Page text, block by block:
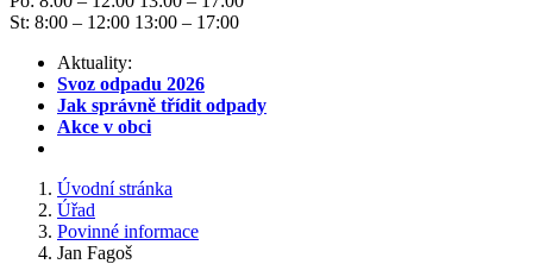
St: 8:00 – 12:00 13:00 – 17:00
Aktuality:
Svoz odpadu 2026
Jak správně třídit odpady
Akce v obci
Úvodní stránka
Úřad
Povinné informace
Jan Fagoš